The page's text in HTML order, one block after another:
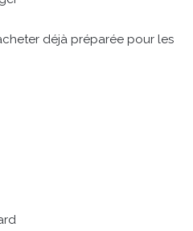
déjà préparée pour les